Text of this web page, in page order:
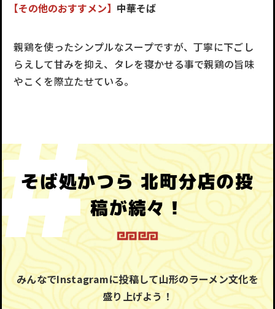
【その他のおすすメン】 中華そば
親鶏を使ったシンプルなスープですが、丁寧に下ごし
らえして甘みを抑え、タレを寝かせる事で親鶏の旨味
やこくを際立たせている。
そば処かつら 北町分店の投
稿が続々！
みんなでInstagramに投稿して山形のラーメン文化を
盛り上げよう！